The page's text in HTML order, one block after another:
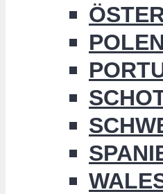
POLEN